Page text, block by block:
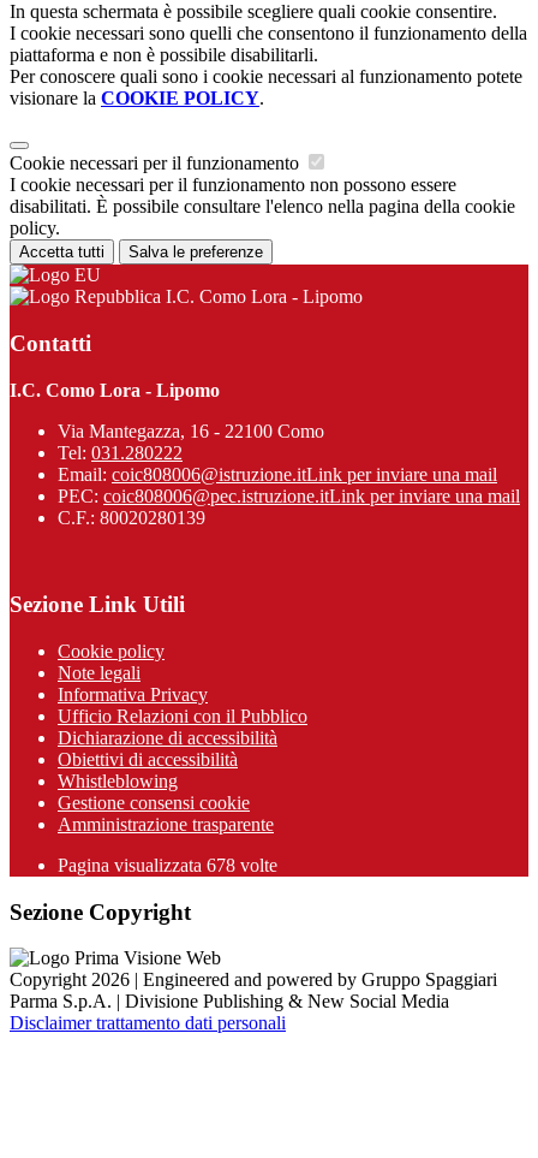
In questa schermata è possibile scegliere quali cookie consentire.
I cookie necessari sono quelli che consentono il funzionamento della
piattaforma e non è possibile disabilitarli.
Per conoscere quali sono i cookie necessari al funzionamento potete
visionare la COOKIE POLICY.
Cookie necessari per il funzionamento
I cookie necessari per il funzionamento non possono essere
disabilitati. È possibile consultare l'elenco nella pagina della cookie
policy.
Accetta tutti Salva le preferenze
I.C. Como Lora - Lipomo
Contatti
I.C. Como Lora - Lipomo
Via Mantegazza, 16 - 22100 Como
Tel: 031.280222
Email: coic808006@istruzione.itLink per inviare una mail
PEC: coic808006@pec.istruzione.itLink per inviare una mail
C.F.: 80020280139
Sezione Link Utili
Cookie policy
Note legali
Informativa Privacy
Ufficio Relazioni con il Pubblico
Dichiarazione di accessibilità
Obiettivi di accessibilità
Whistleblowing
Gestione consensi cookie
Amministrazione trasparente
Pagina visualizzata 678 volte
Sezione Copyright
Copyright 2026 | Engineered and powered by Gruppo Spaggiari
Parma S.p.A. | Divisione Publishing & New Social Media
Disclaimer trattamento dati personali